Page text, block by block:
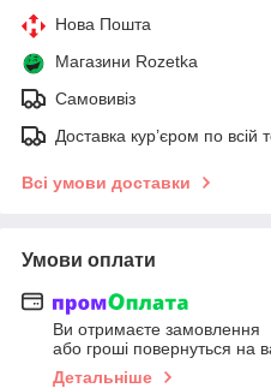
Нова Пошта
Магазини Rozetka
Самовивіз
Доставка кур’єром по всій
Всі умови доставки
Умови оплати
Ви отримаєте замовлення
або гроші повернуться на
Детальніше